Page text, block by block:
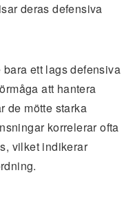
deras defensiva
ett lags defensiva
att hantera
de mötte starka
korrelerar ofta
vilket indikerar